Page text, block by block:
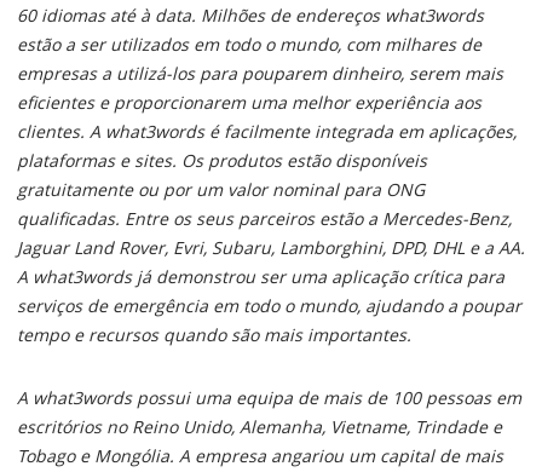
60 idiomas até à data. Milhões de endereços what3words
estão a ser utilizados em todo o mundo, com milhares de
empresas a utilizá-los para pouparem dinheiro, serem mais
eficientes e proporcionarem uma melhor experiência aos
clientes. A what3words é facilmente integrada em aplicações,
plataformas e sites. Os produtos estão disponíveis
gratuitamente ou por um valor nominal para ONG
qualificadas. Entre os seus parceiros estão a Mercedes-Benz,
Jaguar Land Rover, Evri, Subaru, Lamborghini, DPD, DHL e a AA.
A what3words já demonstrou ser uma aplicação crítica para
serviços de emergência em todo o mundo, ajudando a poupar
tempo e recursos quando são mais importantes.
A what3words possui uma equipa de mais de 100 pessoas em
escritórios no Reino Unido, Alemanha, Vietname, Trindade e
Tobago e Mongólia. A empresa angariou um capital de mais